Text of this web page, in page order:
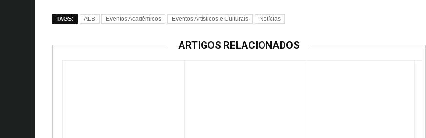
TAGS: ALB Eventos Acadêmicos Eventos Artísticos e Culturais Notícias
ARTIGOS RELACIONADOS